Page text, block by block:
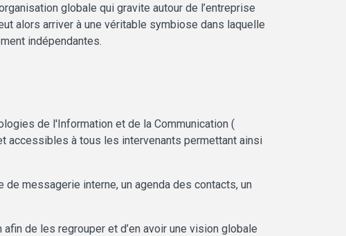
globale qui gravite autour de l’entreprise
alors arriver à une véritable symbiose dans laquelle
indépendantes.
de l'Information et de la Communication (
accessibles à tous les intervenants permettant ainsi
messagerie interne, un agenda des contacts, un
de les regrouper et d’en avoir une vision globale